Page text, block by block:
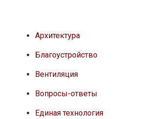
Архитектура
Благоустройство
Вентиляция
Вопросы-ответы
Единая технология